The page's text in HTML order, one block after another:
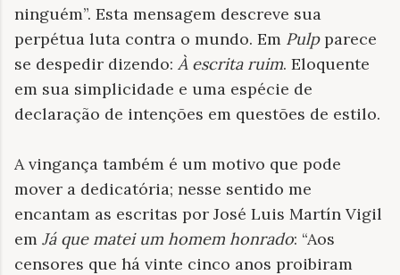
ninguém”. Esta mensagem descreve sua
perpétua luta contra o mundo. Em Pulpparece
se despedir dizendo: À escrita ruim. Eloquente
em sua simplicidade e uma espécie de
declaração de intenções em questões de estilo.
A vingança também é um motivo que pode
mover a dedicatória; nesse sentido me
encantam as escritas por José Luis Martín Vigil
em Já que matei um homem honrado: “Aos
censores que há vinte cinco anos proibiram